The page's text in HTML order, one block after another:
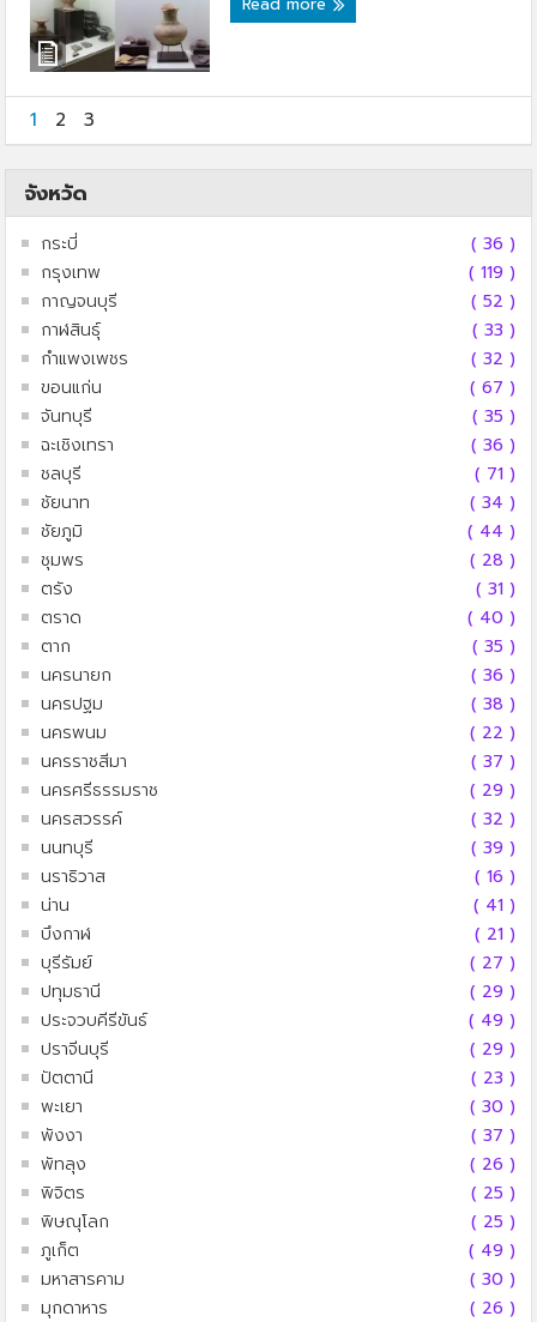
1 2 3
จังหวัด
กระบี่
( 36 )
กรุงเทพ
( 119 )
กาญจนบุรี
( 52 )
กาฬสินธุ์
( 33 )
กำแพงเพชร
( 32 )
ขอนแก่น
( 67 )
จันทบุรี
( 35 )
ฉะเชิงเทรา
( 36 )
ชลบุรี
( 71 )
ชัยนาท
( 34 )
ชัยภูมิ
( 44 )
ชุมพร
( 28 )
ตรัง
( 31 )
ตราด
( 40 )
ตาก
( 35 )
นครนายก
( 36 )
นครปฐม
( 38 )
นครพนม
( 22 )
นครราชสีมา
( 37 )
นครศรีธรรมราช
( 29 )
นครสวรรค์
( 32 )
นนทบุรี
( 39 )
นราธิวาส
( 16 )
น่าน
( 41 )
บึงกาฬ
( 21 )
บุรีรัมย์
( 27 )
ปทุมธานี
( 29 )
ประจวบคีรีขันธ์
( 49 )
ปราจีนบุรี
( 29 )
ปัตตานี
( 23 )
พะเยา
( 30 )
พังงา
( 37 )
พัทลุง
( 26 )
พิจิตร
( 25 )
พิษณุโลก
( 25 )
ภูเก็ต
( 49 )
มหาสารคาม
( 30 )
มุกดาหาร
( 26 )